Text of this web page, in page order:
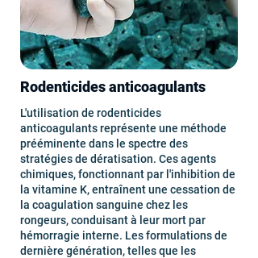
Rodenticides anticoagulants
L'utilisation de rodenticides
anticoagulants représente une méthode
prééminente dans le spectre des
stratégies de dératisation. Ces agents
chimiques, fonctionnant par l'inhibition de
la vitamine K, entraînent une cessation de
la coagulation sanguine chez les
rongeurs, conduisant à leur mort par
hémorragie interne. Les formulations de
dernière génération, telles que les